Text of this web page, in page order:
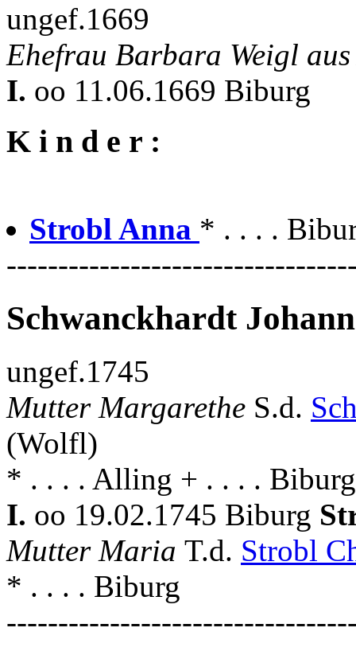
ungef.1669
Ehefrau Barbara Weigl
I. oo 11.06.1669 Biburg
K i n d e r :
Strobl Anna * . . . .
Schwanckhardt
ungef.1745
Mutter Margarethe S.d.
(Wolfl)
* . . . . Alling + . . . . Biburg
I. oo 19.02.1745 Biburg
Mutter Maria T.d. Strobl
* . . . . Biburg